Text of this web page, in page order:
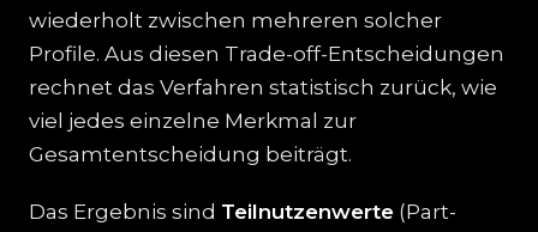
wiederholt zwischen mehreren solcher
Profile. Aus diesen Trade-off-Entscheidungen
rechnet das Verfahren statistisch zurück, wie
viel jedes einzelne Merkmal zur
Gesamtentscheidung beiträgt.
Das Ergebnis sind Teilnutzenwerte (Part-